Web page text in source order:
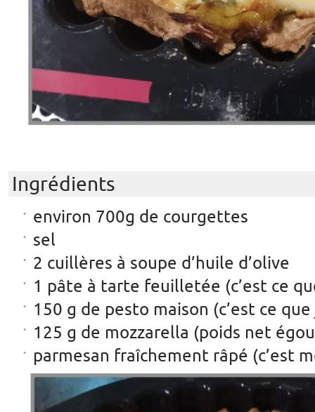
Ingrédients
environ 700g de courgettes
sel
2 cuillères à soupe d’huile d’olive
1 pâte à tarte feuilletée (c’est ce
150 g de pesto maison (c’est ce
125 g de mozzarella (poids net
parmesan fraîchement râpé (c’est